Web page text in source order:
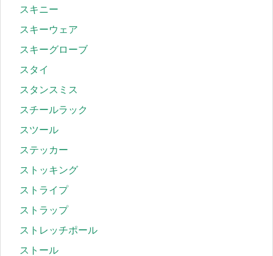
スキニー
スキーウェア
スキーグローブ
スタイ
スタンスミス
スチールラック
スツール
ステッカー
ストッキング
ストライプ
ストラップ
ストレッチポール
ストール